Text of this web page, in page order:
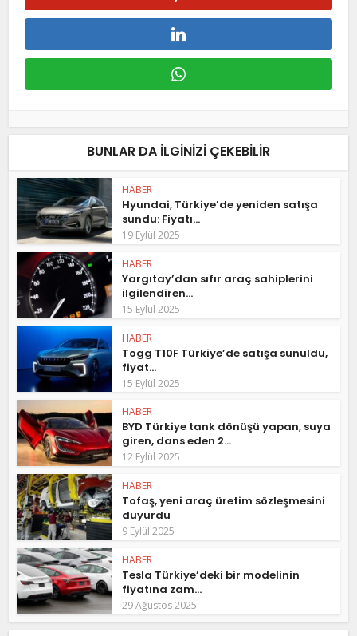
BUNLAR DA ILGINIZI ÇEKEBILIR
HABER
Hyundai, Türkiye’de yeniden satışa
sundu: Fiyatı...
19 Eylül 2025
HABER
Yargıtay’dan sıfır araç sahiplerini
ilgilendiren...
15 Eylül 2025
HABER
Togg T10F Türkiye’de satışa sunuldu,
fiyat...
15 Eylül 2025
HABER
BYD Türkiye tank dönüşü yapan, suya
giren, dans eden 2...
12 Eylül 2025
HABER
Tofaş, yeni araç üretim sözleşmesini
duyurdu
9 Eylül 2025
HABER
Tesla Türkiye’deki bir modelinin
fiyatına zam...
29 Ağustos 2025